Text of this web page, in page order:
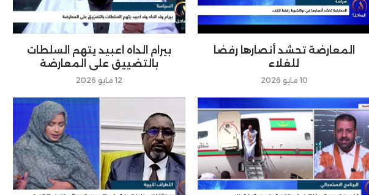
بيرام الداه اعبيد يتهم السلطات
بالتضييق على المعارضة
12 مايو 2026
المعارضة تحشد أنصارها رفضا
للغلاء
10 مايو 2026